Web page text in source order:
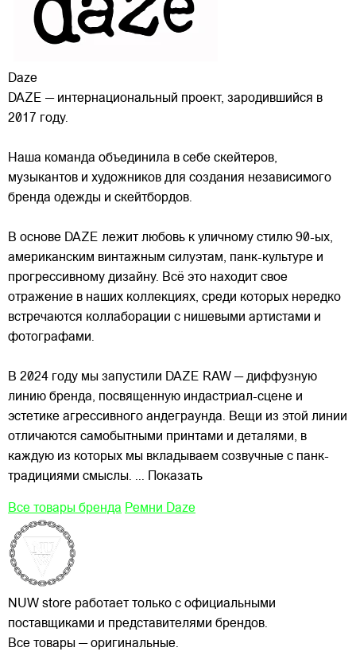
Daze
DAZE — интернациональный проект, зародившийся в
2017 году.
Наша команда объединила в себе скейтеров,
музыкантов и художников для создания независимого
бренда одежды и скейтбордов.
В основе DAZE лежит любовь к уличному стилю 90-ых,
американским винтажным силуэтам, панк-культуре и
прогрессивному дизайну. Всё это находит свое
отражение в наших коллекциях, среди которых нередко
встречаются коллаборации с нишевыми артистами и
фотографами.
В 2024 году мы запустили DAZE RAW — диффузную
линию бренда, посвященную индастриал-сцене и
эстетике агрессивного андеграунда. Вещи из этой линии
отличаются самобытными принтами и деталями, в
каждую из которых мы вкладываем созвучные с панк-
традициями смыслы. ... Показать
Все товары бренда Ремни Daze
NUW store работает только с официальными
поставщиками и представителями брендов.
Все товары — оригинальные.